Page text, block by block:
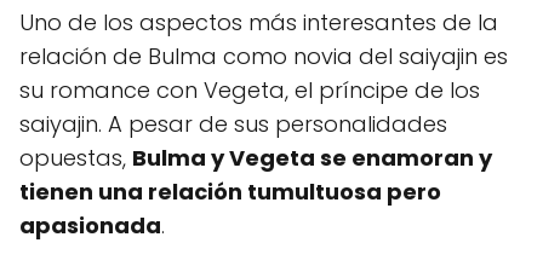
Uno de los aspectos más interesantes de la
relación de Bulma como novia del saiyajin es
su romance con Vegeta, el príncipe de los
saiyajin. A pesar de sus personalidades
opuestas, Bulma y Vegeta se enamoran y
tienen una relación tumultuosa pero
apasionada.